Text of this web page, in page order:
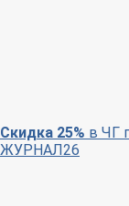
Скидка 25% в ЧГ
ЖУРНАЛ26